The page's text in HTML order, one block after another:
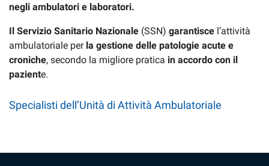
negli ambulatori e laboratori.
Il Servizio Sanitario Nazionale (SSN) garantisce l’attività
ambulatoriale per la gestione delle patologie acute e
croniche, secondo la migliore pratica in accordo con il
paziente.
Specialisti dell’Unità di Attività Ambulatoriale